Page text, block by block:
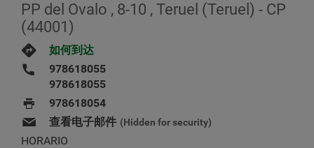
PP del Ovalo , 8-10 , Teruel (Teruel) - CP
(44001)
如何到达
978618055
978618055
978618054
查看电子邮件 (Hidden for security)
HORARIO